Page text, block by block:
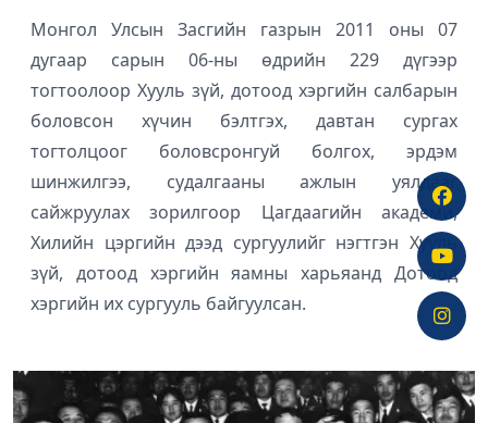
Монгол Улсын Засгийн газрын 2011 оны 07
дугаар сарын 06-ны өдрийн 229 дүгээр
тогтоолоор Хууль зүй, дотоод хэргийн салбарын
боловсон хүчин бэлтгэх, давтан сургах
тогтолцоог боловсронгуй болгох, эрдэм
шинжилгээ, судалгааны ажлын уялдааг
сайжруулах зорилгоор Цагдаагийн академи,
Хилийн цэргийн дээд сургуулийг нэгтгэн Хууль
зүй, дотоод хэргийн яамны харьяанд Дотоод
хэргийн их сургууль байгуулсан.